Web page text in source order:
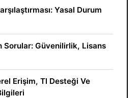
Yasal Durum
Sorular: Güvenilirlik, Lisans
Erişim, Tl Desteği Ve